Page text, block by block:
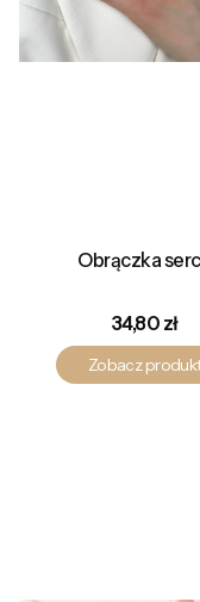
Obrączka
Cena
34,80 zł
Zobacz